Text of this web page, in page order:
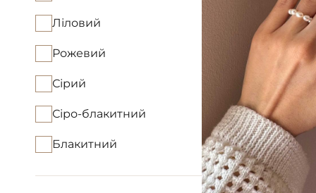
Ліловий
Рожевий
Сірий
Сіро-блакитний
Блакитний